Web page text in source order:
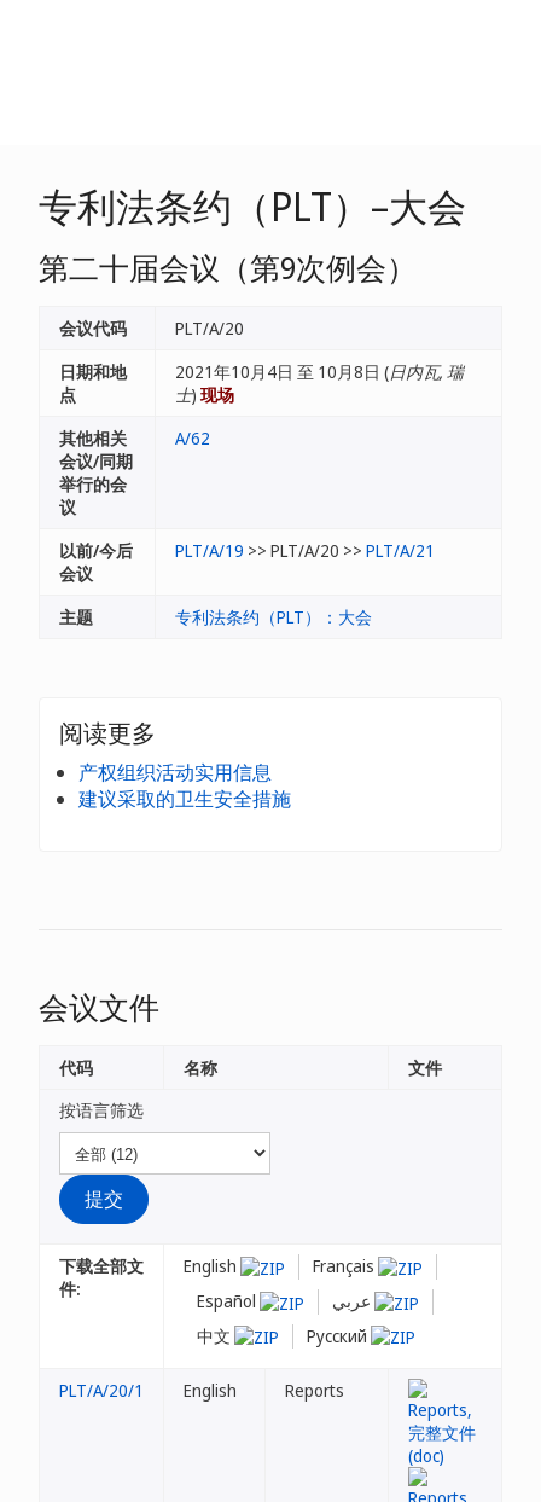
专利法条约（PLT）–大会
第二十届会议（第9次例会）
会议代码
PLT/A/20
日期和地
点
2021年10月4日 至 10月8日 (日内瓦, 瑞
士) 现场
其他相关
会议/同期
举行的会
议
A/62
以前/今后
会议
PLT/A/19 >> PLT/A/20 >> PLT/A/21
主题 专利法条约（PLT）：大会
阅读更多
产权组织活动实用信息
建议采取的卫生安全措施
会议文件
按语言筛选
下载全部文
件:
English
Français
Español
中文
Русский
代码 名称 文件
PLT/A/20/1 English Reports